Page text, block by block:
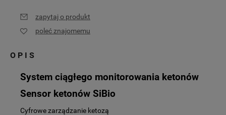
zapytaj o produkt
poleć znajomemu
OPIS
System ciągłego monitorowania ketonów
Sensor ketonów SiBio
Cyfrowe zarządzanie ketozą